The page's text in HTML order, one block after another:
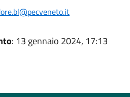
: 13 gennaio 2024, 17:13